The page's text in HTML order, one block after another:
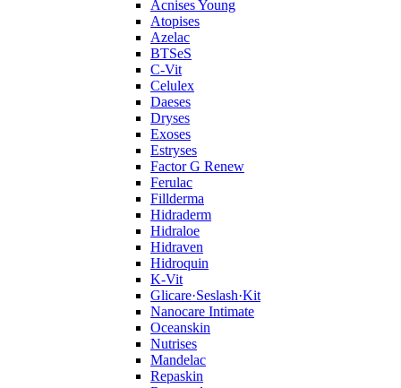
Acnises Young
Atopises
Azelac
BTSeS
C‑Vit
Celulex
Daeses
Dryses
Exoses
Estryses
Factor G Renew
Ferulac
Fillderma
Hidraderm
Hidraloe
Hidraven
Hidroquin
K-Vit
Glicare·Seslash·Kit
Nanocare Intimate
Oceanskin
Nutrises
Mandelac
Repaskin